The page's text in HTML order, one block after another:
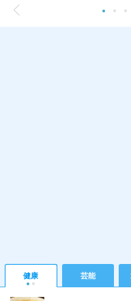
健康 芸能